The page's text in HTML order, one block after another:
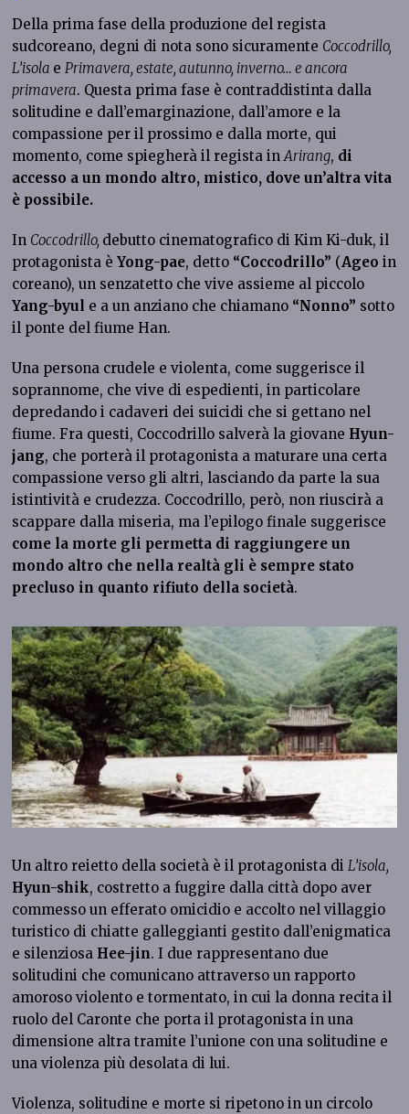
Della prima fase della produzione del regista
sudcoreano, degni di nota sono sicuramente Coccodrillo,
L’isola ePrimavera, estate, autunno, inverno… e ancora
primavera. Questa prima fase è contraddistinta dalla
solitudine e dall’emarginazione, dall’amore e la
compassione per il prossimo e dalla morte, qui
momento, come spiegherà il regista inArirang, di
accesso a un mondo altro, mistico, dove un’altra vita
è possibile.
In Coccodrillo, debutto cinematografico di Kim Ki-duk, il
protagonista èYong-pae, detto “Coccodrillo” (Ageoin
coreano), un senzatetto che vive assieme al piccolo
Yang-byul e a un anziano che chiamano “Nonno” sotto
il ponte del fiume Han.
Una persona crudele e violenta, come suggerisce il
soprannome, che vive di espedienti, in particolare
depredando i cadaveri dei suicidi che si gettano nel
fiume. Fra questi, Coccodrillo salverà la giovane Hyun-
jang, che porterà il protagonista a maturare una certa
compassione verso gli altri, lasciando da parte la sua
istintività e crudezza. Coccodrillo, però, non riuscirà a
scappare dalla miseria, ma l’epilogo finale suggerisce
come la morte gli permetta di raggiungere un
mondo altro che nella realtà gli è sempre stato
precluso in quanto rifiuto della società.
Un altro reietto della società è il protagonista diL’isola,
Hyun-shik, costretto a fuggire dalla città dopo aver
commesso un efferato omicidio e accolto nel villaggio
turistico di chiatte galleggianti gestito dall’enigmatica
e silenziosa Hee-jin. I due rappresentano due
solitudini che comunicano attraverso un rapporto
amoroso violento e tormentato, in cui la donna recita il
ruolo del Caronte che porta il protagonista in una
dimensione altra tramite l’unione con una solitudine e
una violenza più desolata di lui.
Violenza, solitudine e morte si ripetono in un circolo